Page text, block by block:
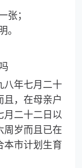
张；
。
八年七月二十
且，在母亲户
月二十二日以
周岁而且已在
本市计划生育